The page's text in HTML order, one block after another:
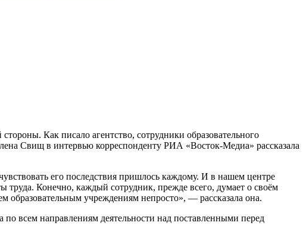
Свищ в интервью корреспонденту РИА «Восток-Медиа» рассказала
его последствия пришлось каждому. И в нашем центре
Конечно, каждый сотрудник, прежде всего, думает о своём
образовательным учреждениям непросто», — рассказала она.
по всем направлениям деятельности над поставленными перед